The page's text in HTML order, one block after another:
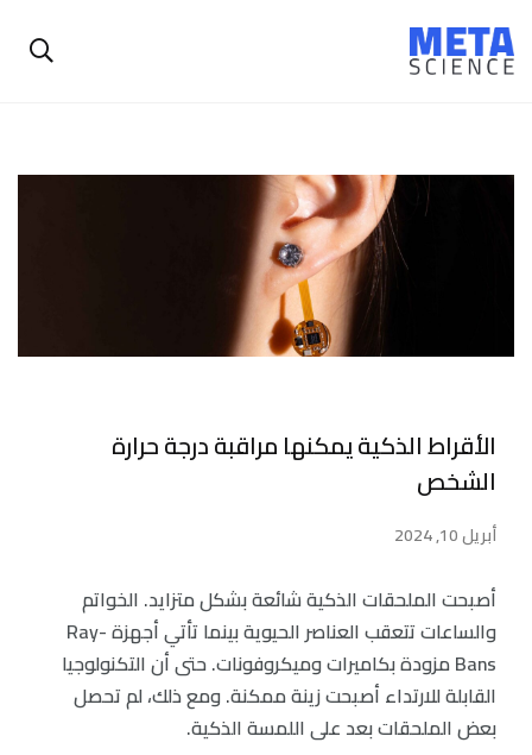
الأقراط الذكية يمكنها مراقبة درجة حرارة
الشخص
أبريل 10, 2024
أصبحت الملحقات الذكية شائعة بشكل متزايد. الخواتم
والساعات تتعقب العناصر الحيوية بينما تأتي أجهزة Ray-
Bans مزودة بكاميرات وميكروفونات. حتى أن التكنولوجيا
القابلة للارتداء أصبحت زينة ممكنة. ومع ذلك، لم تحصل
بعض الملحقات بعد على اللمسة الذكية.